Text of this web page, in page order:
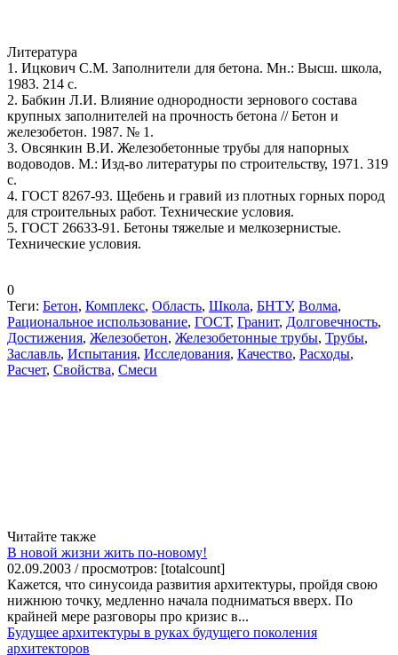
Литература
1. Ицкович С.М. Заполнители для бетона. Мн.: Высш. школа,
1983. 214 с.
2. Бабкин Л.И. Влияние однородности зернового состава
крупных заполнителей на прочность бетона // Бетон и
железобетон. 1987. № 1.
3. Овсянкин В.И. Железобетонные трубы для напорных
водоводов. М.: Изд-во литературы по строительству, 1971. 319
с.
4. ГОСТ 8267-93. Щебень и гравий из плотных горных пород
для строительных работ. Технические условия.
5. ГОСТ 26633-91. Бетоны тяжелые и мелкозернистые.
Технические условия.
0
Теги: Бетон, Комплекс, Область, Школа, БНТУ, Волма,
Рациональное использование, ГОСТ, Гранит, Долговечность,
Достижения, Железобетон, Железобетонные трубы, Трубы,
Заславль, Испытания, Исследования, Качество, Расходы,
Расчет, Свойства, Смеси
Читайте также
В новой жизни жить по-новому!
02.09.2003 / просмотров: [totalcount]
Кажется, что синусоида развития архитектуры, пройдя свою
нижнюю точку, медленно начала подниматься вверх. По
крайней мере разговоры про кризис в...
Будущее архитектуры в руках будущего поколения
архитекторов